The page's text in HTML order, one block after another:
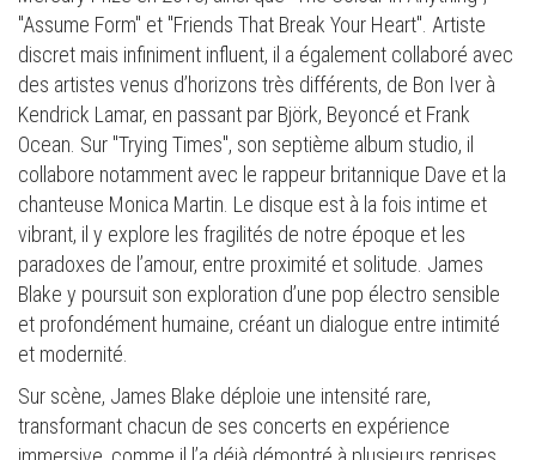
"Assume Form" et "Friends That Break Your Heart". Artiste
discret mais infiniment influent, il a également collaboré avec
des artistes venus d’horizons très différents, de Bon Iver à
Kendrick Lamar, en passant par Björk, Beyoncé et Frank
Ocean. Sur "Trying Times", son septième album studio, il
collabore notamment avec le rappeur britannique Dave et la
chanteuse Monica Martin. Le disque est à la fois intime et
vibrant, il y explore les fragilités de notre époque et les
paradoxes de l’amour, entre proximité et solitude. James
Blake y poursuit son exploration d’une pop électro sensible
et profondément humaine, créant un dialogue entre intimité
et modernité.
Sur scène, James Blake déploie une intensité rare,
transformant chacun de ses concerts en expérience